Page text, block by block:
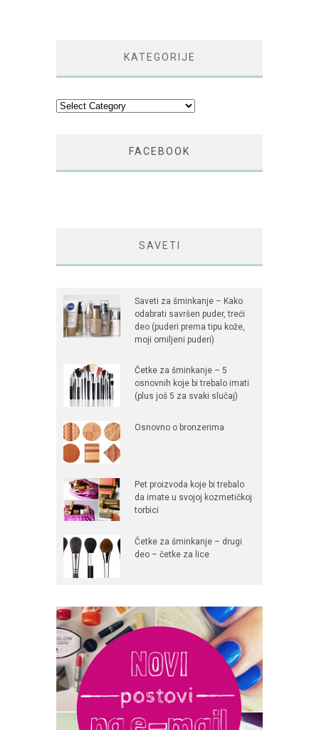
KATEGORIJE
Kategorije
FACEBOOK
SAVETI
Saveti za šminkanje – Kako
odabrati savršen puder, treći
deo (puderi prema tipu kože,
moji omiljeni puderi)
Četke za šminkanje – 5
osnovnih koje bi trebalo imati
(plus još 5 za svaki slučaj)
Osnovno o bronzerima
Pet proizvoda koje bi trebalo
da imate u svojoj kozmetičkoj
torbici
Četke za šminkanje – drugi
deo – četke za lice